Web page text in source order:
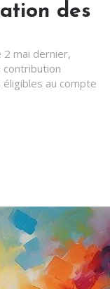
des
mai dernier,
contribution
au compte